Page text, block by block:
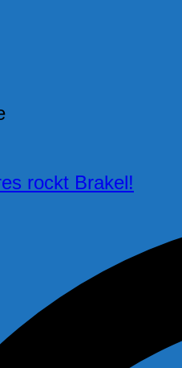
rockt Brakel!